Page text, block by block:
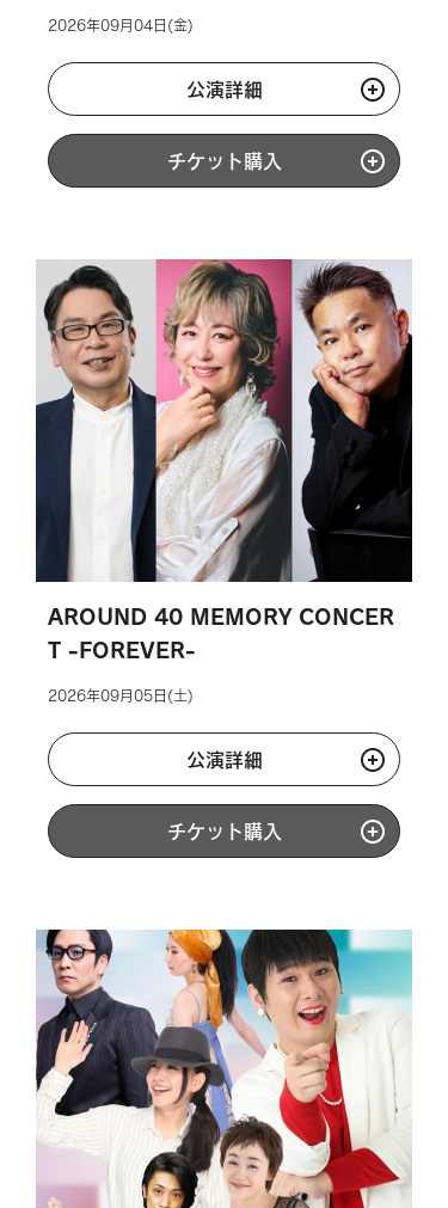
2026年09月04日(金)
公演詳細
チケット購入
AROUND 40 MEMORY CONCER
T -FOREVER-
2026年09月05日(土)
公演詳細
チケット購入